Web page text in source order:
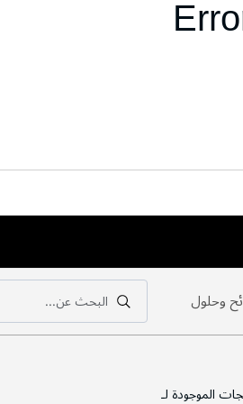
بحث
البحث عن...
بحث وحلول
الموجودة لـ